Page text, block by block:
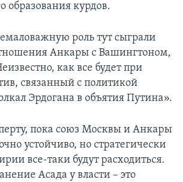
образования курдов.
роль тут сыграли
Анкары с Вашингтоном,
как все будет при
связанный с политикой
Эрдогана в объятия Путина».
пока союз Москвы и Анкары
устойчиво, но стратегически
все-таки будут расходиться.
Асада у власти – это